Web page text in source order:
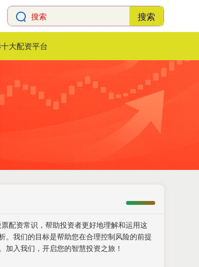
搜索
大配资平台
配资常识，帮助投资者更好地理解和运用这
。我们的目标是帮助您在合理控制风险的前提
入我们，开启您的智慧投资之旅！